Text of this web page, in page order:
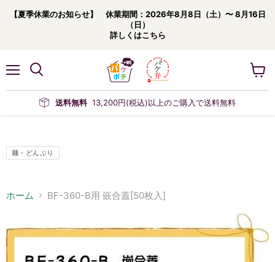
【夏季休業のお知らせ】 休業期間：2026年8月8日（土）〜 8月16日
（日）
詳しくはこちら
ニ
送料無料 13,200円(税込)以上のご購入で送料無料
ー
麺・どんぶり
ホーム BF-360-B用 嵌合蓋[50枚入]